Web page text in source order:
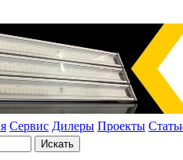
Сервис Дилеры Проекты